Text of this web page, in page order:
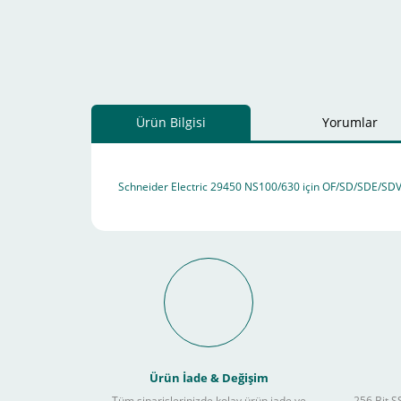
Ürün Bilgisi Yorumlar
Schneider Electric 29450 NS100/630 için OF/SD/SDE/
Schneider Electric
Ürün İade & Değişim